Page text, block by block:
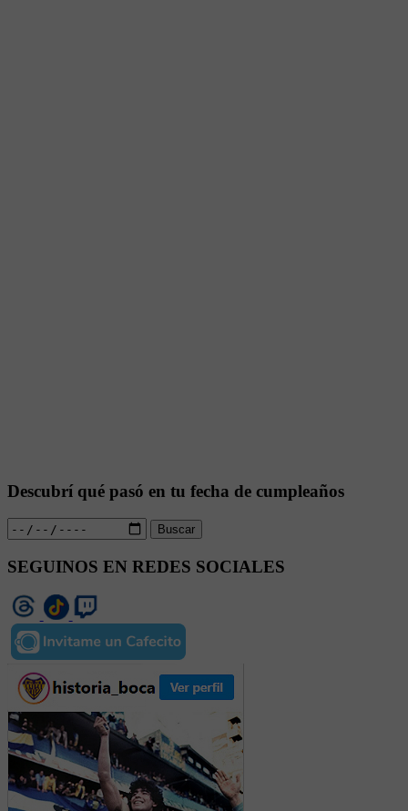
Descubrí qué pasó en tu fecha de cumpleaños
Buscar
SEGUINOS EN REDES SOCIALES